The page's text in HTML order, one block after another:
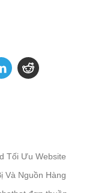
Tối Ưu Website
Và Nguồn Hàng